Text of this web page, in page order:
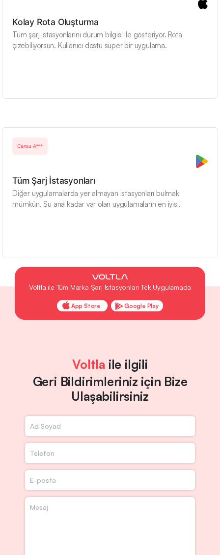
Kolay Rota Oluşturma
Tüm şarj istasyonlarını durum bilgisi ile gösteriyor. Rota
çizebiliyorsun. Kullanıcı dostu süper bir uygulama.
Cansu A***
Tüm Şarj İstasyonları
Diğer uygulamalarda yer almayan istasyonları bulmak
mümkün. Şu ana kadar var olan uygulamaların en iyisi.
Voltla ile Tüm Marka Şarj İstasyonları Tek Uygulamada
App Store Google Play
Voltla ile ilgili
Geri Bildirimleriniz için Bize
Ulaşabilirsiniz